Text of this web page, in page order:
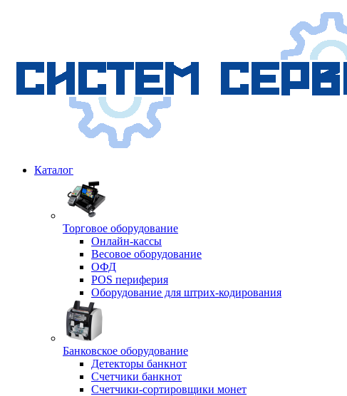
Каталог
Торговое оборудование
Онлайн-кассы
Весовое оборудование
ОФД
POS периферия
Оборудование для штрих-кодирования
Банковское оборудование
Детекторы банкнот
Счетчики банкнот
Счетчики-сортировщики монет